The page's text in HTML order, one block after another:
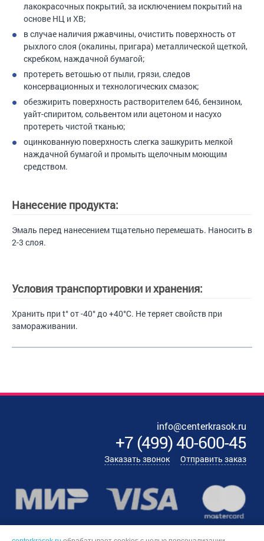
лакокрасочных покрытий, за исключением покрытий на
основе НЦ и ХВ;
в случае наличия ржавчины, очистить поверхность от
рыхлого слоя (окалины, пригара) металлической щеткой,
скребком, наждачной бумагой;
протереть ветошью от пыли, грязи, следов
консервационных и технологических смазок;
обезжирить поверхность растворителем 646, бензином,
уайт-спиритом, сольвентом или ацетоном и насухо
протереть чистой тканью;
оцинкованную поверхность слегка зашкурить мелкой
наждачной бумагой и промыть щелочным моющим
средством.
Нанесение продукта:
Эмаль перед нанесением тщательно перемешать. Наносить в
2-3 слоя.
Условия транспортировки и хранения:
Хранить при t° от -40° до +40°С. Не теряет свойств при
замораживании.
info@centerkrasok.ru
+7(499)40-600-45
Заказать звонок Отправить заказ